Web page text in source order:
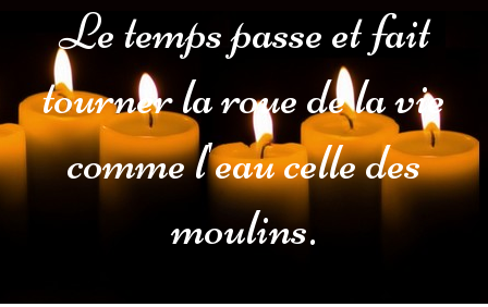
Le temps passe et fait
tourner la roue de la vie
comme l'eau celle des
moulins.